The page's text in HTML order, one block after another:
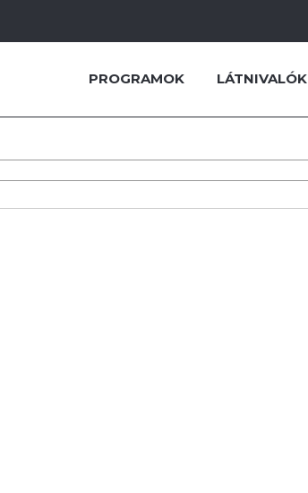
PROGRAMOK LÁTNIVALÓK